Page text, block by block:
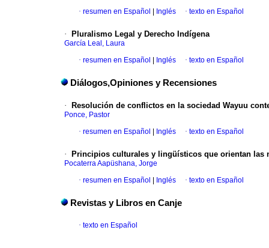
· resumen en Español Inglés · texto en Español
· Pluralismo Legal y Derecho Indígena
García Leal, Laura
· resumen en Español Inglés · texto en Español
Diálogos,Opiniones y Recensiones
· Resolución de conflictos en la sociedad Wayuu
Ponce, Pastor
· resumen en Español Inglés · texto en Español
· Principios culturales y lingüísticos que orientan las
Pocaterra Aapüshana, Jorge
· resumen en Español Inglés · texto en Español
Revistas y Libros en Canje
· texto en Español